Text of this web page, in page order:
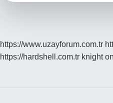
https://www.uzayforum.com.tr
https://hardshell.com.tr knight